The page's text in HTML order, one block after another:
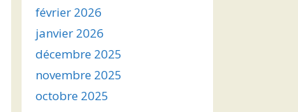
février 2026
janvier 2026
décembre 2025
novembre 2025
octobre 2025